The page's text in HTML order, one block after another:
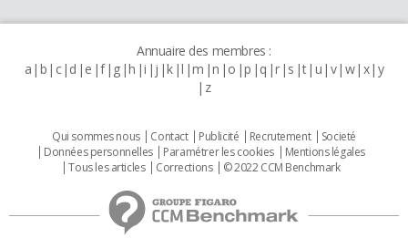
Annuaire des membres :
a b c d e f g h i j k l m n o p q r s t u v w x y
z
Qui sommes nous Contact Publicité Recrutement
Societé
Données personnelles
Paramétrer les cookies
Mentions légales
Tous les articles
Corrections © 2022 CCM Benchmark